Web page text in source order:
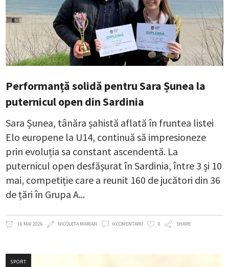
Performanță solidă pentru Sara Șunea la
puternicul open din Sardinia
Sara Șunea, tânăra șahistă aflată în fruntea listei
Elo europene la U14, continuă să impresioneze
prin evoluția sa constant ascendentă. La
puternicul open desfășurat în Sardinia, între 3 și 10
mai, competiție care a reunit 160 de jucători din 36
de țări în Grupa A
16 MAI 2026 NICOLETA MARIAN 0 COMENTARII 0 SHARE
SPORT